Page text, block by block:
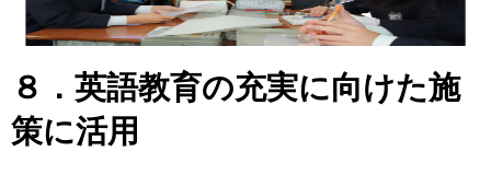
８．英語教育の充実に向けた施
策に活用